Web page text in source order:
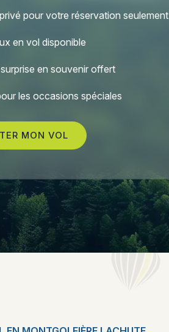
pour votre réservation seulement
en vol disponible
en souvenir offert
les occasions spéciales
MON VOL